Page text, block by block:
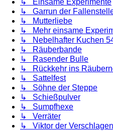
↳ Einsame Experimente
↳ Garrun der
↳ Mutterliebe
↳ Mehr einsame
↳ Nebelhafter Kuchen
↳ Räuberbande
↳ Rasender Bulle
↳ Rückkehr ins
↳ Sattelfest
↳ Söhne der Steppe
↳ Schießpulver
↳ Sumpfhexe
↳ Verräter
↳ Viktor der